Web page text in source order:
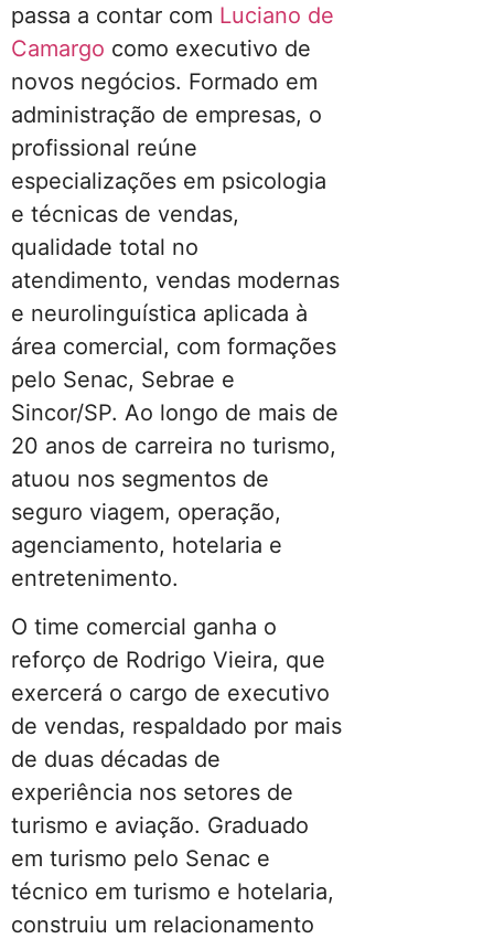
passa a contar com Luciano de
Camargo como executivo de
novos negócios. Formado em
administração de empresas, o
profissional reúne
especializações em psicologia
e técnicas de vendas,
qualidade total no
atendimento, vendas modernas
e neurolinguística aplicada à
área comercial, com formações
pelo Senac, Sebrae e
Sincor/SP. Ao longo de mais de
20 anos de carreira no turismo,
atuou nos segmentos de
seguro viagem, operação,
agenciamento, hotelaria e
entretenimento.
O time comercial ganha o
reforço de Rodrigo Vieira, que
exercerá o cargo de executivo
de vendas, respaldado por mais
de duas décadas de
experiência nos setores de
turismo e aviação. Graduado
em turismo pelo Senac e
técnico em turismo e hotelaria,
construiu um relacionamento